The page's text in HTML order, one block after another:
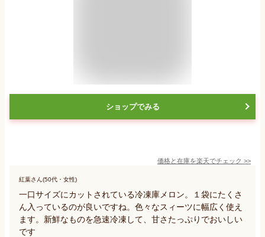
ショップでみる
価格と在庫を楽天でチェック >>
紅葉さん(50代・女性)
一口サイズにカットされている冷凍庫メロン。１袋にたくさ
ん入っているのが良いですね。色々なスィーツに幅広く使え
ます。新鮮なものを急速冷凍して、甘さたっぷりでおいしい
です